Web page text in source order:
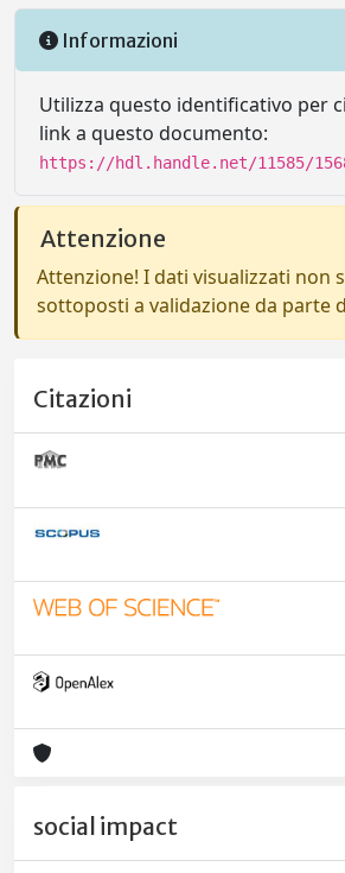
Informazioni
Utilizza questo identificativo per
link a questo documento:
https://hdl.handle.net/11585/
Attenzione
Attenzione! I dati visualizzati non
sottoposti a validazione da parte
Citazioni
social impact